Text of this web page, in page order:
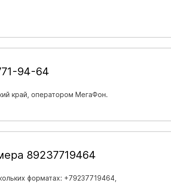
94-64
край , оператором МегаФон.
89237719464
форматах: +79237719464,